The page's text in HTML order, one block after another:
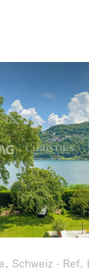
Schweiz - Ref.